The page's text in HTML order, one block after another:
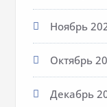
Ноябрь
Октябрь
Декабрь